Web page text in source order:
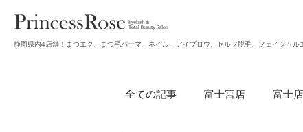
静岡県内4店舗！まつエク、まつ毛パーマ、ネイル、アイブロウ、セルフ脱毛、フェイシャル
全ての記事 富士宮店 富士店